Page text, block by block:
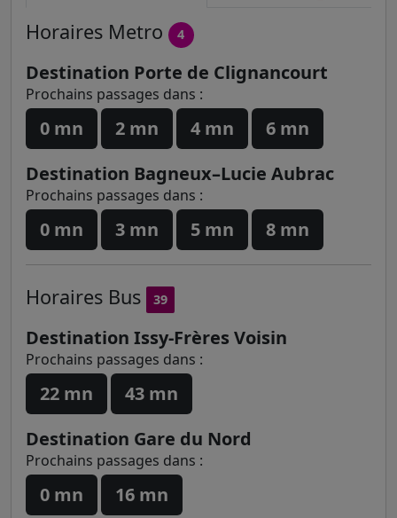
Horaires Metro 4
Destination Porte de Clignancourt
Prochains passages dans :
0 mn 2 mn 4 mn
6 mn
Destination Bagneux–Lucie Aubrac
Prochains passages dans :
0 mn 3 mn 5 mn 8 mn
Horaires Bus 39
Destination Issy-Frères Voisin
Prochains passages dans :
22 mn
43 mn
Destination Gare du Nord
Prochains passages dans :
0 mn 16 mn